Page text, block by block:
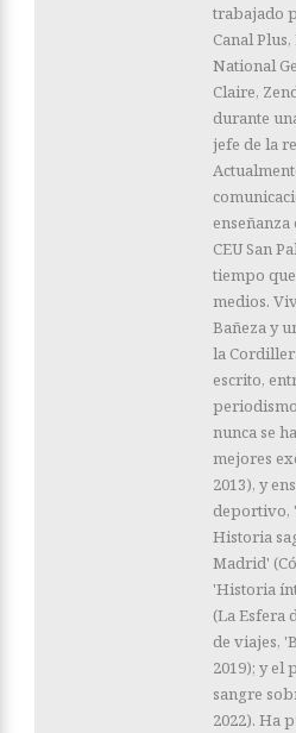
trabajado
Canal
National
Claire,
durante
jefe de la
CEU San
tiempo
medios.
Bañeza y
la
escrito,
nunca se
mejores
2013), y
deportivo,
Historia
Madrid'
'Historia
(La Esfera
de viajes,
2019); y el
sangre
2022). Ha